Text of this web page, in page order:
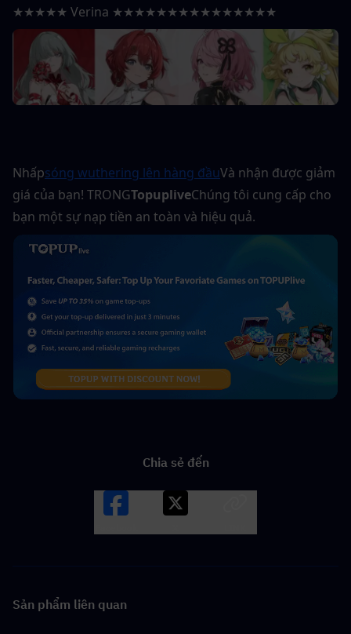
★★★★★ Verina ★★★★★★★★★★★★★★★
Nhấpsóng wuthering lên hàng đầuVà nhận được giảm
giá của bạn! TRONGTopupliveChúng tôi cung cấp cho
bạn một sự nạp tiền an toàn và hiệu quả.
Chia sẻ đến
Sản phẩm liên quan